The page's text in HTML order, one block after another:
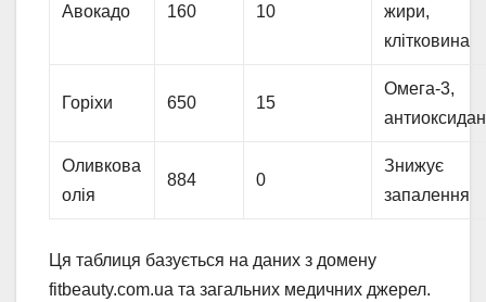
Авокадо 160 10
жири,
клітковина
Горіхи 650 15
Омега-3,
Оливкова
олія
884 0
Знижує
запалення
Ця таблиця базується на даних з домену
fitbeauty.com.ua та загальних медичних джерел.